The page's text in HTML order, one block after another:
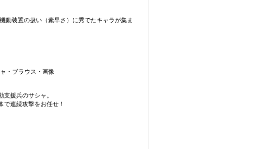
動装置の扱い（素早さ）に秀でたキャラが集ま
支援兵のサシャ。
で連続攻撃をお任せ！